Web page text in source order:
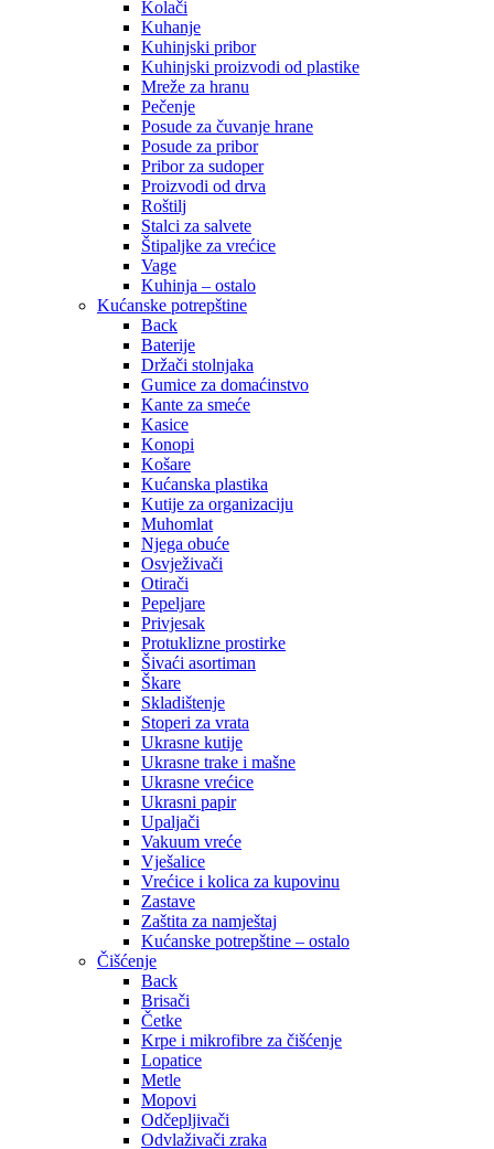
Kolači
Kuhanje
Kuhinjski pribor
Kuhinjski proizvodi od plastike
Mreže za hranu
Pečenje
Posude za čuvanje hrane
Posude za pribor
Pribor za sudoper
Proizvodi od drva
Roštilj
Stalci za salvete
Štipaljke za vrećice
Vage
Kuhinja – ostalo
Kućanske potrepštine
Back
Baterije
Držači stolnjaka
Gumice za domaćinstvo
Kante za smeće
Kasice
Konopi
Košare
Kućanska plastika
Kutije za organizaciju
Muhomlat
Njega obuće
Osvježivači
Otirači
Pepeljare
Privjesak
Protuklizne prostirke
Šivaći asortiman
Škare
Skladištenje
Stoperi za vrata
Ukrasne kutije
Ukrasne trake i mašne
Ukrasne vrećice
Ukrasni papir
Upaljači
Vakuum vreće
Vješalice
Vrećice i kolica za kupovinu
Zastave
Zaštita za namještaj
Kućanske potrepštine – ostalo
Čišćenje
Back
Brisači
Četke
Krpe i mikrofibre za čišćenje
Lopatice
Metle
Mopovi
Odčepljivači
Odvlaživači zraka